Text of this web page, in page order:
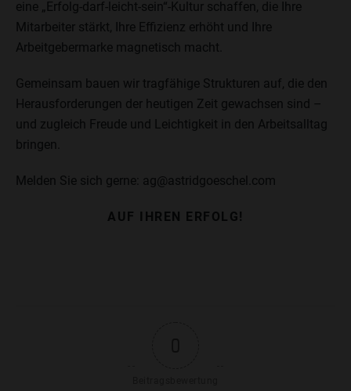
eine „Erfolg-darf-leicht-sein“-Kultur schaffen, die Ihre
Mitarbeiter stärkt, Ihre Effizienz erhöht und Ihre
Arbeitgebermarke magnetisch macht.
Gemeinsam bauen wir tragfähige Strukturen auf, die den
Herausforderungen der heutigen Zeit gewachsen sind –
und zugleich Freude und Leichtigkeit in den Arbeitsalltag
bringen.
Melden Sie sich gerne: ag@astridgoeschel.com
AUF IHREN ERFOLG!